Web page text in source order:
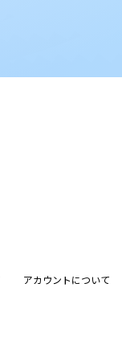
アカウントについて